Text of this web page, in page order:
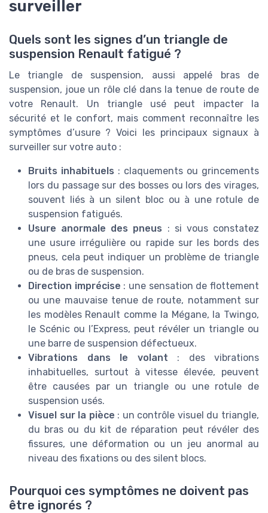
surveiller
Quels sont les signes d’un triangle de
suspension Renault fatigué ?
Le triangle de suspension, aussi appelé bras de
suspension, joue un rôle clé dans la tenue de route de
votre Renault. Un triangle usé peut impacter la
sécurité et le confort, mais comment reconnaître les
symptômes d’usure ? Voici les principaux signaux à
surveiller sur votre auto :
Bruits inhabituels : claquements ou grincements
lors du passage sur des bosses ou lors des virages,
souvent liés à un silent bloc ou à une rotule de
suspension fatigués.
Usure anormale des pneus : si vous constatez
une usure irrégulière ou rapide sur les bords des
pneus, cela peut indiquer un problème de triangle
ou de bras de suspension.
Direction imprécise : une sensation de flottement
ou une mauvaise tenue de route, notamment sur
les modèles Renault comme la Mégane, la Twingo,
le Scénic ou l’Express, peut révéler un triangle ou
une barre de suspension défectueux.
Vibrations dans le volant : des vibrations
inhabituelles, surtout à vitesse élevée, peuvent
être causées par un triangle ou une rotule de
suspension usés.
Visuel sur la pièce : un contrôle visuel du triangle,
du bras ou du kit de réparation peut révéler des
fissures, une déformation ou un jeu anormal au
niveau des fixations ou des silent blocs.
Pourquoi ces symptômes ne doivent pas
être ignorés ?